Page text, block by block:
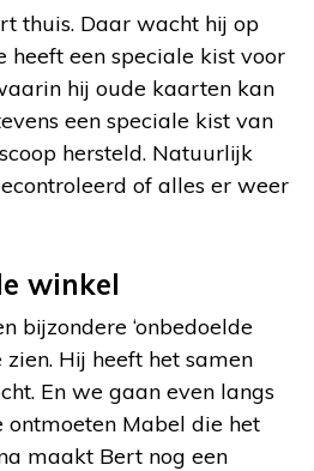
thuis. Daar wacht hij op
heeft een speciale kist voor
hij oude kaarten kan
een speciale kist van
hersteld. Natuurlijk
of alles er weer
winkel
bijzondere ‘onbedoelde
zien. Hij heeft het samen
En we gaan even langs
ontmoeten Mabel die het
maakt Bert nog een